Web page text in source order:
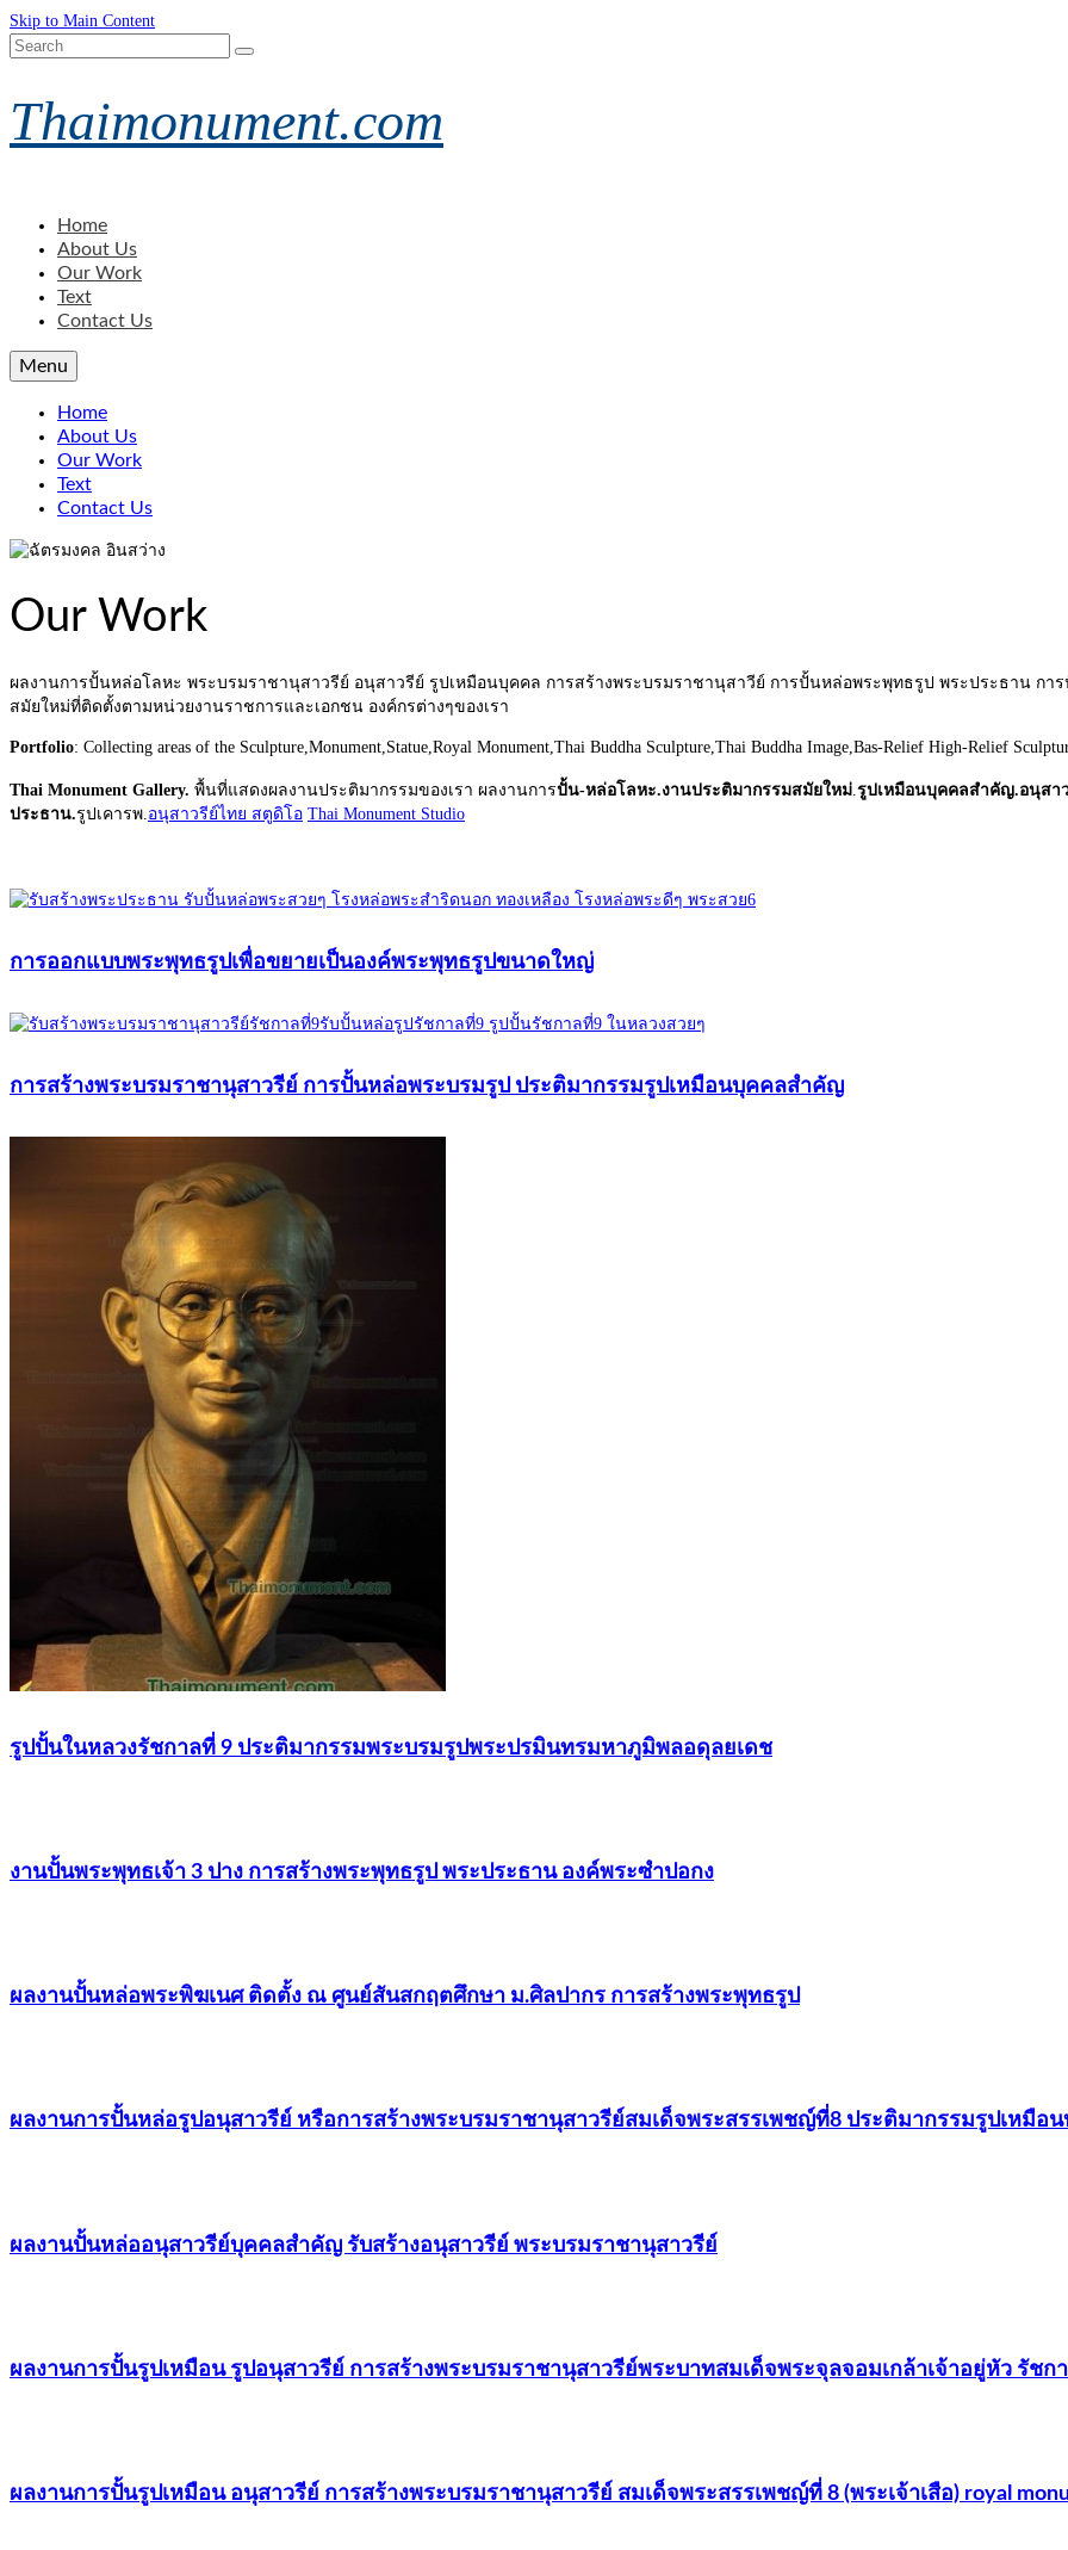
Skip to Main Content
Search
Thaimonument.com
Home
About Us
Our Work
Text
Contact Us
Menu
Home
About Us
Our Work
Text
Contact Us
Our Work
ผลงานการปั้นหล่อโลหะ พระบรมราชานุสาวรีย์ อนุสาวรีย์ รูปเหมือนบุคคล การสร้างพระบรมราชานุสาวีย์ การปั้นหล่อพระพุทธรูป พระประธาน ก
สมัยใหม่ที่ติดตั้งตามหน่วยงานราชการและเอกชน องค์กรต่างๆของเรา
Portfolio: Collecting areas of the Sculpture,Monument,Statue,Royal Monument,Thai Buddha Sculpture,Thai Buddha Image,Bas-Relief High-Relief
Thai Monument Gallery. พื้นที่แสดงผลงานประติมากรรมของเรา ผลงานการปั้น-หล่อโลหะ.งานประติมากรรมสมัยใหม่ รูปเหมือนบุคคลสำคัญ.อนุสา
ประธาน.รูปเคารพ. อนุสาวรีย์ไทย สตูดิโอ Thai Monument Studio
การออกแบบพระพุทธรูปเพื่อขยายเป็นองค์พระพุทธรูปขนาดใหญ่
การสร้างพระบรมราชานุสาวรีย์ การปั้นหล่อพระบรมรูป ประติมากรรมรูปเหมือนบุคคลสำคัญ
รูปปั้นในหลวงรัชกาลที่ 9 ประติมากรรมพระบรมรูปพระปรมินทรมหาภูมิพลอดุลยเดช
งานปั้นพระพุทธเจ้า 3 ปาง การสร้างพระพุทธรูป พระประธาน องค์พระซำปอกง
ผลงานปั้นหล่อพระพิฆเนศ ติดตั้ง ณ ศูนย์สันสกฤตศึกษา ม.ศิลปากร การสร้างพระพุทธรูป
ผลงานการปั้นหล่อรูปอนุสาวรีย์ หรือการสร้างพระบรมราชานุสาวรีย์สมเด็จพระสรรเพชญ์ที่8 ประติมากรรมรูปเหมือ
ผลงานปั้นหล่ออนุสาวรีย์บุคคลสำคัญ รับสร้างอนุสาวรีย์ พระบรมราชานุสาวรีย์
ผลงานการปั้นรูปเหมือน รูปอนุสาวรีย์ การสร้างพระบรมราชานุสาวรีย์พระบาทสมเด็จพระจุลจอมเกล้าเจ้าอยู่หัว รัชก
ผลงานการปั้นรูปเหมือน อนุสาวรีย์ การสร้างพระบรมราชานุสาวรีย์ สมเด็จพระสรรเพชญ์ที่ 8 (พระเจ้าเสือ) royal